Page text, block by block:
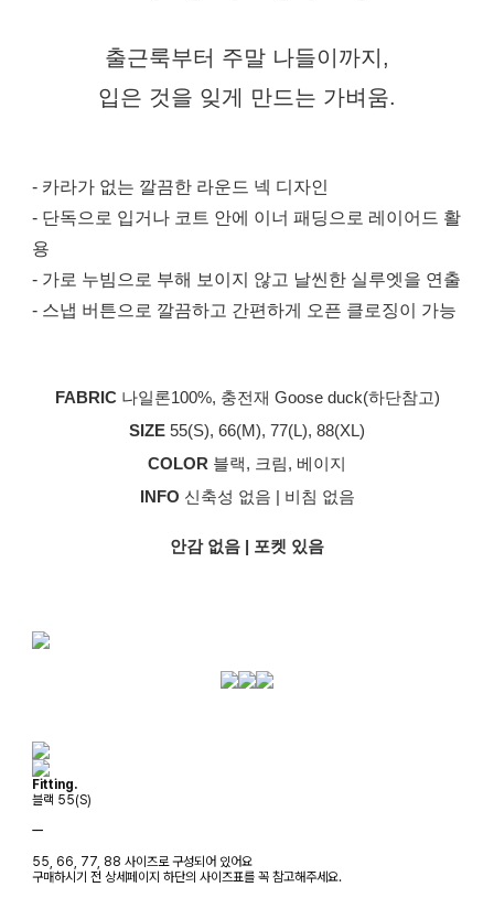
출근룩부터 주말 나들이까지,
입은 것을 잊게 만드는 가벼움.
- 카라가 없는 깔끔한 라운드 넥 디자인
- 단독으로 입거나 코트 안에 이너 패딩으로 레이어드 활
용
- 가로 누빔으로 부해 보이지 않고 날씬한 실루엣을 연출
- 스냅 버튼으로 깔끔하고 간편하게 오픈 클로징이 가능
FABRIC나일론100%, 충전재 Goose duck(하단참고)
SIZE 55(S), 66(M), 77(L), 88(XL)
COLOR 블랙, 크림, 베이지
INFO 신축성 없음 | 비침 없음
안감 없음 | 포켓 있음
Fitting.
블랙 55(S)
ㅡ
55, 66, 77, 88 사이즈로 구성되어 있어요
구매하시기 전 상세페이지 하단의 사이즈표를 꼭 참고해주세요.